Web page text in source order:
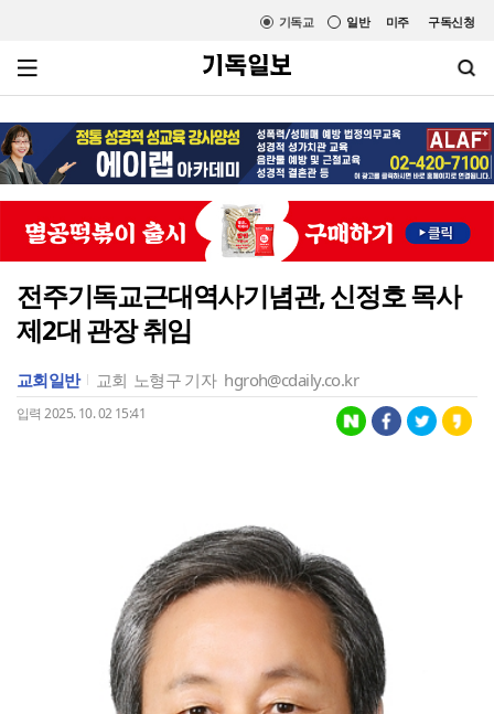
미주 구독신청
일반
기독교
전주기독교근대역사기념관, 신정호 목사
제2대 관장 취임
교회일반 교회 노형구 기자 hgroh@cdaily.co.kr
입력 2025. 10. 02 15:41